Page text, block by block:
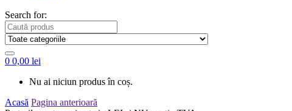
Search for:
0 0,00 lei
Nu ai niciun produs în coș.
Acasă Pagina anterioară